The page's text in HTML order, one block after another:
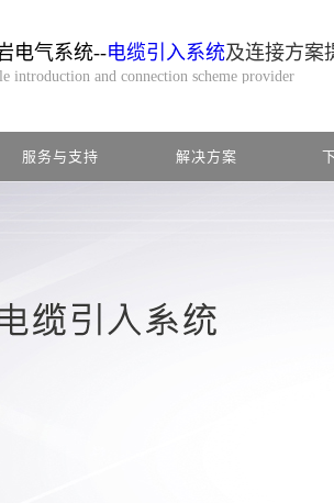
电气系统--电缆引入系统及连接方案
introduction and connection scheme provider
服务与支持 解决方案